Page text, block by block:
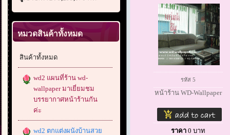
หมวดสินค้าทั้งหมด
สินค้าทั้งหมด
wd2 แผนที่ร้าน wd-
wallpaper มาเยี่ยมชม
บรรยากาศหน้าร้านกัน
ค่ะ
wd2 ตกแต่งผนังบ้านสวย
รหัส 5
หน้าร้าน WD-Wallpaper
ราคา 0 บาท